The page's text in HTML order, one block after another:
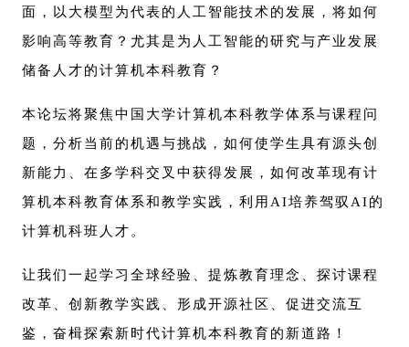
面，以大模型为代表的人工智能技术的发展，将如何
影响高等教育？尤其是为人工智能的研究与产业发展
储备人才的计算机本科教育？
本论坛将聚焦中国大学计算机本科教学体系与课程问
题，分析当前的机遇与挑战，如何使学生具有源头创
新能力、在多学科交叉中获得发展，如何改革现有计
算机本科教育体系和教学实践，利用AI培养驾驭AI的
计算机科班人才。
让我们一起学习全球经验、提炼教育理念、探讨课程
改革、创新教学实践、形成开源社区、促进交流互
鉴，奋楫探索新时代计算机本科教育的新道路！